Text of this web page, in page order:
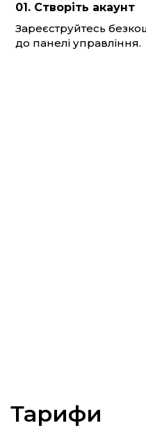
01. Створіть акаунт
Зареєструйтесь
до панелі управління.
Тарифи